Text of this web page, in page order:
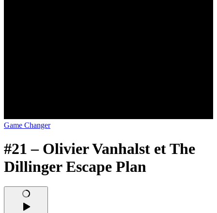
Game Changer
#21 – Olivier Vanhalst et The
Dillinger Escape Plan